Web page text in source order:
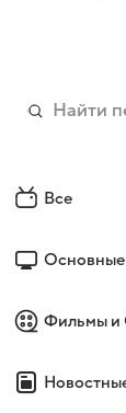
Все
Основные
Фильмы и